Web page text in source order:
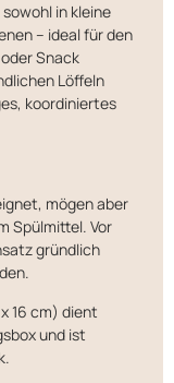
in kleine
– ideal für den
Snack
Löffeln
koordiniertes
mögen aber
Spülmittel. Vor
gründlich
16 cm) dient
und ist